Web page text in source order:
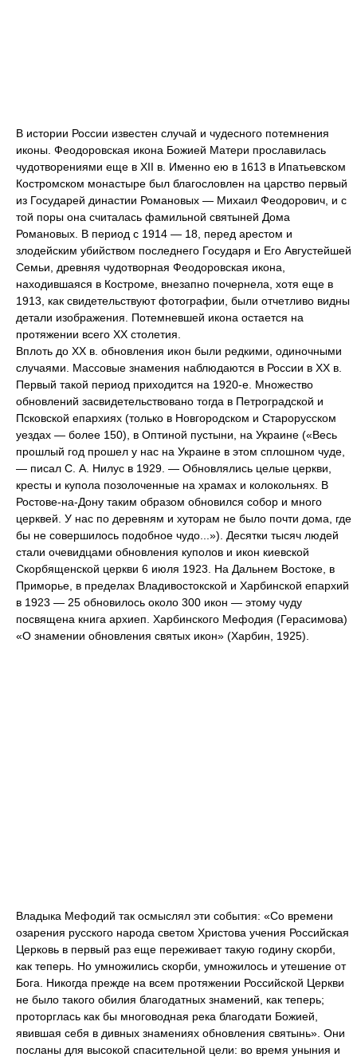
В истории России известен случай и чудесного потемнения
иконы. Феодоровская икона Божией Матери прославилась
чудотворениями еще в XII в. Именно ею в 1613 в Ипатьевском
Костромском монастыре был благословлен на царство первый
из Государей династии Романовых — Михаил Феодорович, и с
той поры она считалась фамильной святыней Дома
Романовых. В период с 1914 — 18, перед арестом и
злодейским убийством последнего Государя и Его Августейшей
Семьи, древняя чудотворная Феодоровская икона,
находившаяся в Костроме, внезапно почернела, хотя еще в
1913, как свидетельствуют фотографии, были отчетливо видны
детали изображения. Потемневшей икона остается на
протяжении всего XX столетия.
Вплоть до XX в. обновления икон были редкими, одиночными
случаями. Массовые знамения наблюдаются в России в XX в.
Первый такой период приходится на 1920-е. Множество
обновлений засвидетельствовано тогда в Петроградской и
Псковской епархиях (только в Новгородском и Старорусском
уездах — более 150), в Оптиной пустыни, на Украине («Весь
прошлый год прошел у нас на Украине в этом сплошном чуде,
— писал С. А. Нилус в 1929. — Обновлялись целые церкви,
кресты и купола позолоченные на храмах и колокольнях. В
Ростове-на-Дону таким образом обновился собор и много
церквей. У нас по деревням и хуторам не было почти дома, где
бы не совершилось подобное чудо...»). Десятки тысяч людей
стали очевидцами обновления куполов и икон киевской
Скорбященской церкви 6 июля 1923. На Дальнем Востоке, в
Приморье, в пределах Владивостокской и Харбинской епархий
в 1923 — 25 обновилось около 300 икон — этому чуду
посвящена книга архиеп. Харбинского Мефодия (Герасимова)
«О знамении обновления святых икон» (Харбин, 1925).
Владыка Мефодий так осмыслял эти события: «Со времени
озарения русского народа светом Христова учения Российская
Церковь в первый раз еще переживает такую годину скорби,
как теперь. Но умножились скорби, умножилось и утешение от
Бога. Никогда прежде на всем протяжении Российской Церкви
не было такого обилия благодатных знамений, как теперь;
проторглась как бы многоводная река благодати Божией,
явившая себя в дивных знамениях обновления святынь». Они
посланы для высокой спасительной цели: во время уныния и